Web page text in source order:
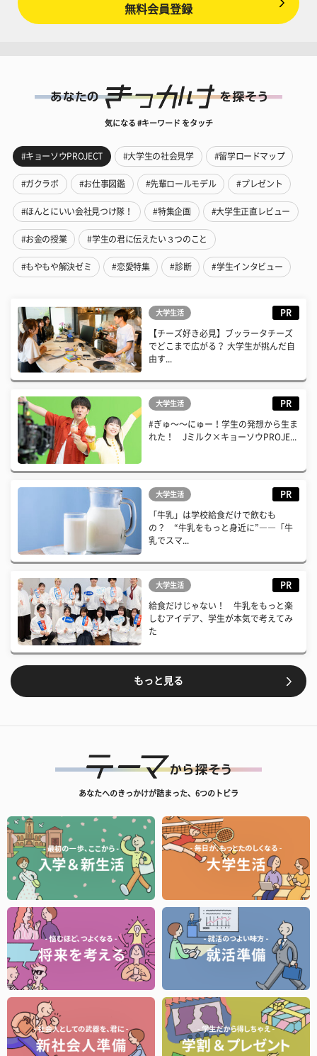
無料会員登録
気になる #キーワード をタッチ
#キョーソウPROJECT #大学生の社会見学 #留学ロードマップ
#ガクラボ #お仕事図鑑 #先輩ロールモデル #プレゼント
#ほんとにいい会社見つけ隊！ #特集企画 #大学生正直レビュー
#お金の授業 #学生の君に伝えたい３つのこと
#もやもや解決ゼミ #恋愛特集 #診断 #学生インタビュー
大学生活 PR
【チーズ好き必見】ブッラータチーズ
でどこまで広がる？ 大学生が挑んだ自
由す...
大学生活 PR
#ぎゅ〜〜にゅー！学生の発想から生ま
れた！ Jミルク×キョーソウPROJE...
大学生活 PR
「牛乳」は学校給食だけで飲むも
の？ “牛乳をもっと身近に”――「牛
乳でスマ...
大学生活 PR
給食だけじゃない！ 牛乳をもっと楽
しむアイデア、学生が本気で考えてみ
た
もっと見る
あなたへのきっかけが詰まった、6つのトビラ